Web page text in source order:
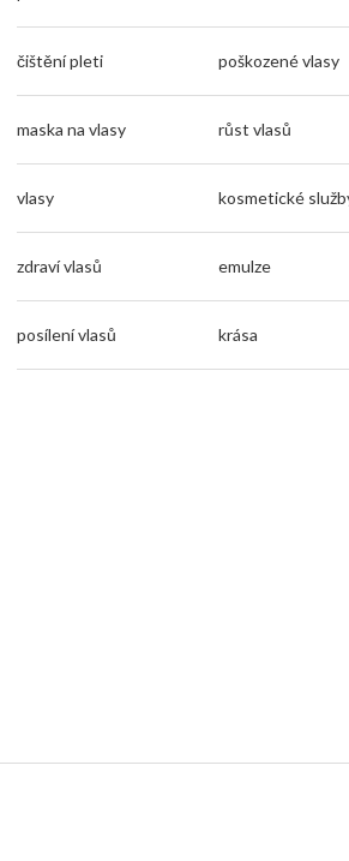
čištění pleti poškozené vlasy
maska na vlasy růst vlasů
vlasy kosmetické
zdraví vlasů emulze
posílení vlasů krása